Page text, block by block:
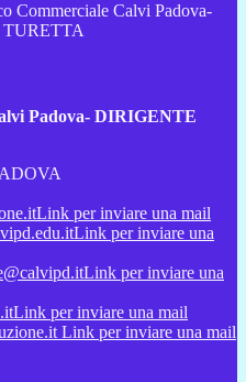
Commerciale Calvi Padova-
TURETTA
Padova- DIRIGENTE
Link per inviare una mail
Link per inviare una
Link per inviare una
Link per inviare una mail
Link per inviare una mail